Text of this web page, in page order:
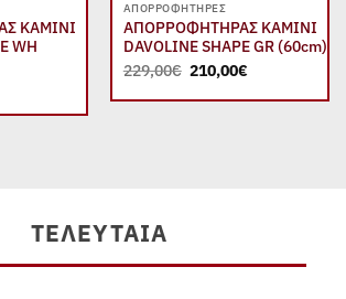
ΚΑΜΙΝΙ
WH
ΑΠΟΡΡΟΦΗΤΉΡΕΣ
ΑΠΟΡΡΟΦΗΤΗΡΑΣ ΚΑΜΙΝΙ
DAVOLINE SHAPE GR (60cm)
229,00€ Original
price
was:
210,00€Η
τιμή
ΤΕΛΕΥΤΑΊΑ